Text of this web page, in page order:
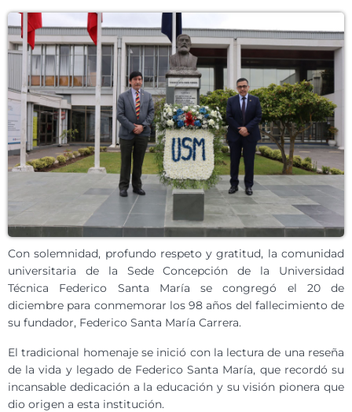
Con solemnidad, profundo respeto y gratitud, la comunidad
universitaria de la Sede Concepción de la Universidad
Técnica Federico Santa María se congregó el 20 de
diciembre para conmemorar los 98 años del fallecimiento de
su fundador, Federico Santa María Carrera.
El tradicional homenaje se inició con la lectura de una reseña
de la vida y legado de Federico Santa María, que recordó su
incansable dedicación a la educación y su visión pionera que
dio origen a esta institución.